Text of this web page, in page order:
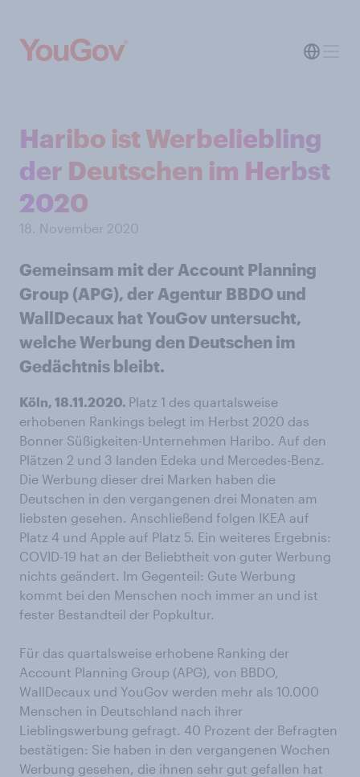
Haribo ist Werbeliebling
der Deutschen im Herbst
2020
18. November 2020
Gemeinsam mit der Account Planning
Group (APG), der Agentur BBDO und
WallDecaux hat YouGov untersucht,
welche Werbung den Deutschen im
Gedächtnis bleibt.
Köln, 18.11.2020. Platz 1 des quartalsweise
erhobenen Rankings belegt im Herbst 2020 das
Bonner Süßigkeiten-Unternehmen Haribo. Auf den
Plätzen 2 und 3 landen Edeka und Mercedes-Benz.
Die Werbung dieser drei Marken haben die
Deutschen in den vergangenen drei Monaten am
liebsten gesehen. Anschließend folgen IKEA auf
Platz 4 und Apple auf Platz 5. Ein weiteres Ergebnis:
COVID-19 hat an der Beliebtheit von guter Werbung
nichts geändert. Im Gegenteil: Gute Werbung
kommt bei den Menschen noch immer an und ist
fester Bestandteil der Popkultur.
Für das quartalsweise erhobene Ranking der
Account Planning Group (APG), von BBDO,
WallDecaux und YouGov werden mehr als 10.000
Menschen in Deutschland nach ihrer
Lieblingswerbung gefragt. 40 Prozent der Befragten
bestätigen: Sie haben in den vergangenen Wochen
Werbung gesehen, die ihnen sehr gut gefallen hat